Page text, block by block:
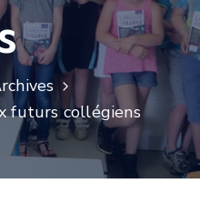
futurs collégiens